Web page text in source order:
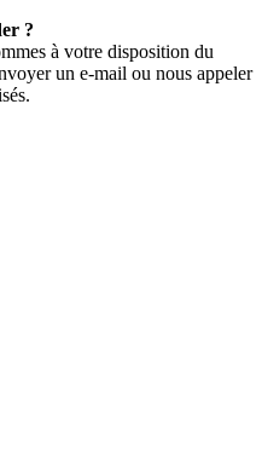
?
à votre disposition du
un e-mail ou nous appeler